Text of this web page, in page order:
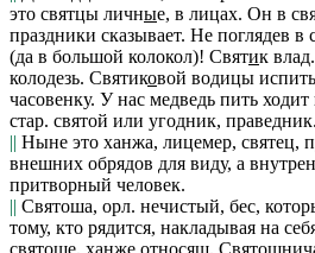
это святцы личные, в лицах. Он в
праздники сказывает. Не поглядев в
(да в большой колокол)! Святик влад.
колодезь. Святиковой водицы
часовенку. У нас медведь пить ходит
стар. святой или угодник, праведник.
|| Ныне это ханжа, лицемер, святец,
внешних обрядов для виду, а
притворный человек.
|| Святоша, орл. нечистый, бес,
тому, кто рядится, накладывая на